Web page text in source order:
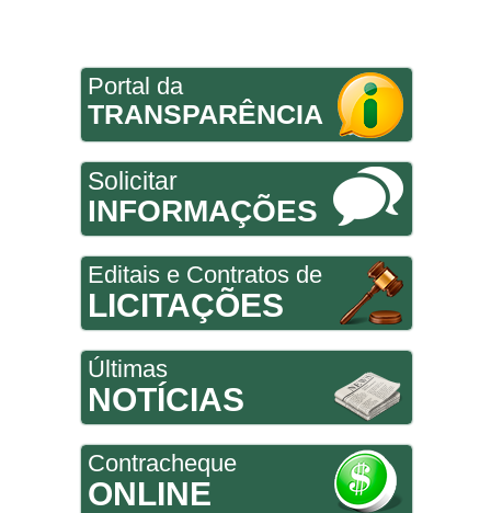
Portal da
TRANSPARÊNCIA
Solicitar
INFORMAÇÕES
Editais e Contratos de
LICITAÇÕES
Últimas
NOTÍCIAS
Contracheque
ONLINE